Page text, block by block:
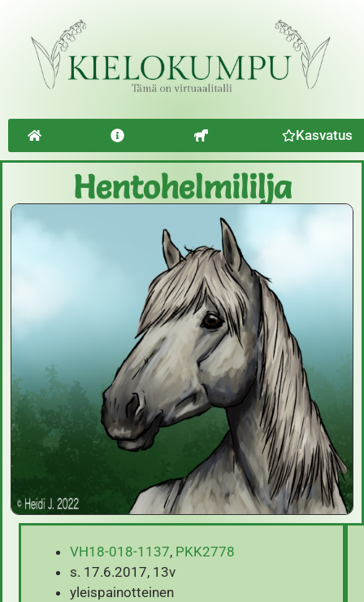
Esittely Hevoset Kasvatus
Hentohelmililja
VH18-018-1137, PKK2778
s. 17.6.2017, 13v
yleispainotteinen